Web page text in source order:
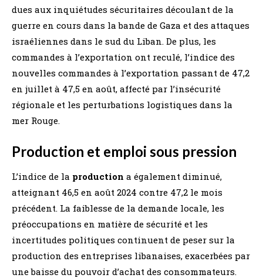
dues aux inquiétudes sécuritaires découlant de la
guerre en cours dans la bande de Gaza et des attaques
israéliennes dans le sud du Liban. De plus, les
commandes à l’exportation ont reculé, l’indice des
nouvelles commandes à l’exportation passant de 47,2
en juillet à 47,5 en août, affecté par l’insécurité
régionale et les perturbations logistiques dans la
mer Rouge.
Production et emploi sous pression
L’indice de la production a également diminué,
atteignant 46,5 en août 2024 contre 47,2 le mois
précédent. La faiblesse de la demande locale, les
préoccupations en matière de sécurité et les
incertitudes politiques continuent de peser sur la
production des entreprises libanaises, exacerbées par
une baisse du pouvoir d’achat des consommateurs.